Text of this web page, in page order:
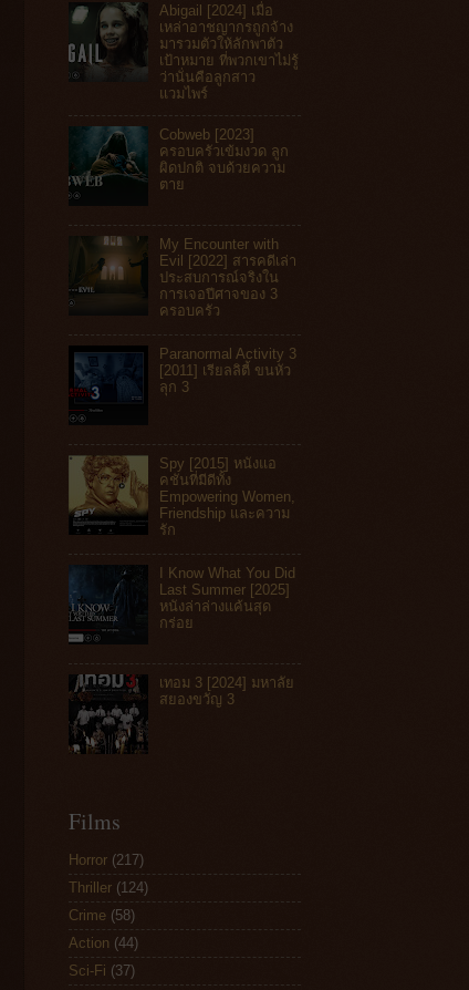
Abigail [2024] เมื่อ
เหล่าอาชญากรถูกจ้าง
มารวมตัวให้ลักพาตัว
เป้าหมาย ที่พวกเขาไม่รู้
ว่านั่นคือลูกสาว
แวมไพร์
Cobweb [2023]
ครอบครัวเข้มงวด ลูก
ผิดปกติ จบด้วยความ
ตาย
My Encounter with
Evil [2022] สารคดีเล่า
ประสบการณ์จริงใน
การเจอปีศาจของ 3
ครอบครัว
Paranormal Activity 3
[2011] เรียลลิตี้ ขนหัว
ลุก 3
Spy [2015] หนังแอ
คชันที่มีดีทั้ง
Empowering Women,
Friendship และความ
รัก
I Know What You Did
Last Summer [2025]
หนังล่าล่างแค้นสุด
กร่อย
เทอม 3 [2024] มหาลัย
สยองขวัญ 3
Films
Horror (217)
Thriller (124)
Crime (58)
Action (44)
Sci-Fi (37)